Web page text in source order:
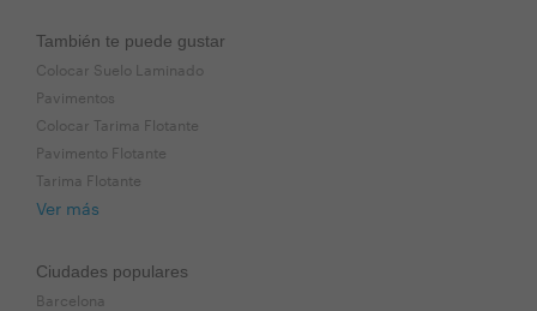
También te puede gustar
Colocar Suelo Laminado
Pavimentos
Colocar Tarima Flotante
Pavimento Flotante
Tarima Flotante
Ver más
Ciudades populares
Barcelona